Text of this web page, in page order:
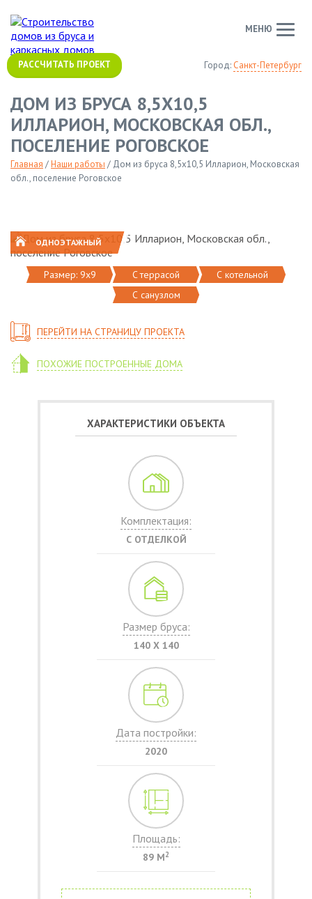
Город: Санкт-Петербург
РАССЧИТАТЬ ПРОЕКТ
МЕНЮ
ДОМ ИЗ БРУСА 8,5Х10,5
ИЛЛАРИОН, МОСКОВСКАЯ ОБЛ.,
ПОСЕЛЕНИЕ РОГОВСКОЕ
Главная /Наши работы / Дом из бруса 8,5х10,5 Илларион, Московская
обл., поселение Роговское
ОДНОЭТАЖНЫЙ
Размер: 9х9 C террасой
С котельной
С санузлом
ПЕРЕЙТИ НА СТРАНИЦУ ПРОЕКТА
ПОХОЖИЕ ПОСТРОЕННЫЕ ДОМА
ХАРАКТЕРИСТИКИ ОБЪЕКТА
Комплектация:
С ОТДЕЛКОЙ
Размер бруса:
140 Х 140
Дата постройки:
2020
Площадь:
89 М2